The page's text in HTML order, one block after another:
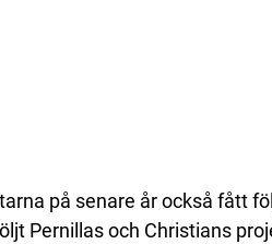
på senare år också fått
Pernillas och Christians